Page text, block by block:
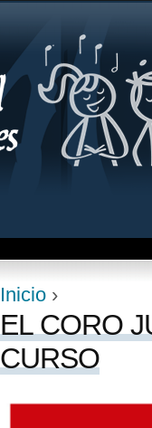
Se encuentra
Inicio ›
EL CORO
CURSO